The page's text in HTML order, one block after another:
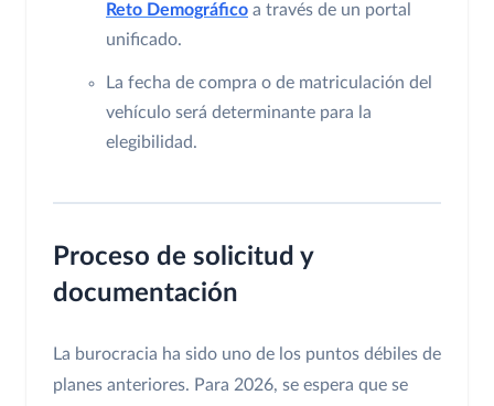
Reto Demográfico a través de un portal
unificado.
La fecha de compra o de matriculación del
vehículo será determinante para la
elegibilidad.
Proceso de solicitud y
documentación
La burocracia ha sido uno de los puntos débiles de
planes anteriores. Para 2026, se espera que se